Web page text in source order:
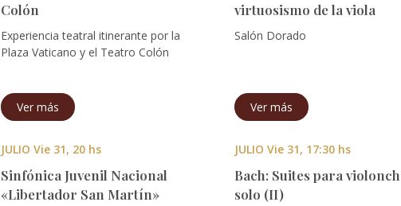
Colón
Experiencia teatral itinerante por la
Plaza Vaticano y el Teatro Colón
Ver más
virtuosismo de la viola
Salón Dorado
Ver más
JULIO Vie 31, 20 hs
Sinfónica Juvenil Nacional
«Libertador San Martín»
JULIO Vie 31, 17:30 hs
Bach: Suites para
solo (II)